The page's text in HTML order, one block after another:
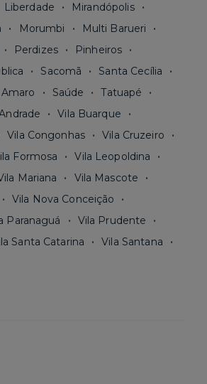
Liberdade
Mirandópolis
Morumbi
Multi Barueri
Perdizes
Pinheiros
Sacomã
Santa Cecília
Saúde
Tatuapé
Vila Buarque
Vila Congonhas
Vila Cruzeiro
Formosa
Vila Leopoldina
Mariana
Vila Mascote
Vila Nova Conceição
Paranaguá
Vila Prudente
Santa Catarina
Vila Santana